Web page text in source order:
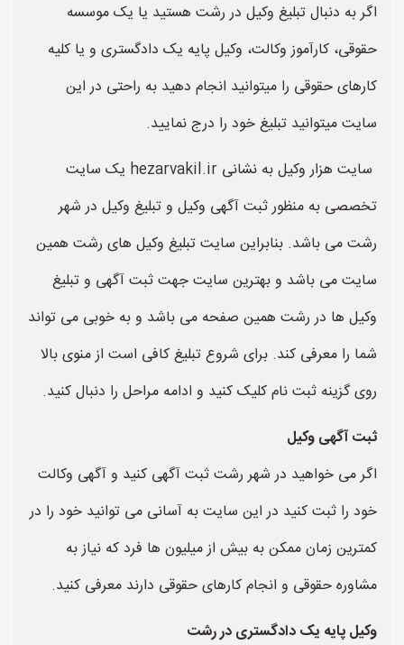
اگر به دنبال تبلیغ وکیل در رشت هستید یا یک موسسه
حقوقی، کارآموز وکالت، وکیل پایه یک دادگستری و یا کلیه
کارهای حقوقی را میتوانید انجام دهید به راحتی در این
سایت میتوانید تبلیغ خود را درج نمایید.
سایت هزار وکیل به نشانی hezarvakil.ir یک سایت
تخصصی به منظور ثبت آگهی وکیل و تبلیغ وکیل در شهر
رشت می باشد. بنابراین سایت تبلیغ وکیل های رشت همین
سایت می باشد و بهترین سایت جهت ثبت آگهی و تبلیغ
وکیل ها در رشت همین صفحه می باشد و به خوبی می تواند
شما را معرفی کند. برای شروع تبلیغ کافی است از منوی بالا
روی گزینه ثبت نام کلیک کنید و ادامه مراحل را دنبال کنید.
ثبت آگهی وکیل
اگر می خواهید در شهر رشت ثبت آگهی کنید و آگهی وکالت
خود را ثبت کنید در این سایت به آسانی می توانید خود را در
کمترین زمان ممکن به بیش از میلیون ها فرد که نیاز به
مشاوره حقوقی و انجام کارهای حقوقی دارند معرفی کنید.
وکیل پایه یک دادگستری در رشت